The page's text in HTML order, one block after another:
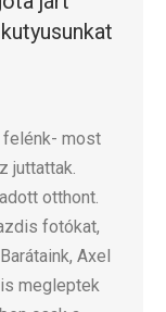
felénk- most
juttattak.
otthont.
fotókat,
Axel
megleptek